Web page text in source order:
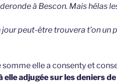
à Bescon. Mais hélas
jour peut-être trouvera t’on un
somme elle a consenty et
elle adjugée sur les deniers